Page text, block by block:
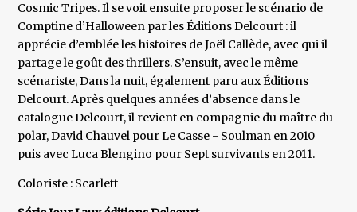
Cosmic Tripes. Il se voit ensuite proposer le scénario de
Comptine d’Halloween par les Éditions Delcourt : il
apprécie d’emblée les histoires de Joël Callède, avec qui il
partage le goût des thrillers. S’ensuit, avec le même
scénariste, Dans la nuit, également paru aux Éditions
Delcourt. Après quelques années d’absence dans le
catalogue Delcourt, il revient en compagnie du maître du
polar, David Chauvel pour Le Casse - Soulman en 2010
puis avec Luca Blengino pour Sept survivants en 2011.
Coloriste : Scarlett